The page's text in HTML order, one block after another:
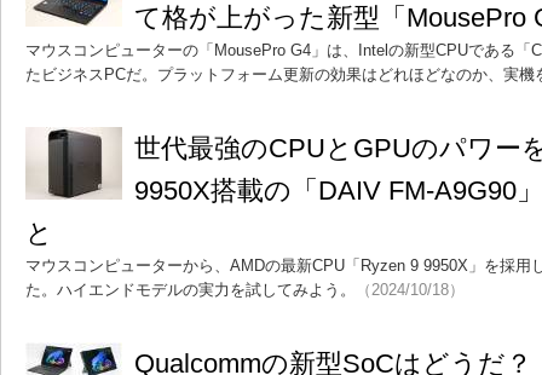
て格が上がった新型「MousePro
マウスコンピューターの「MousePro G4」は、Intelの新型CPUである「
たビジネスPCだ。プラットフォーム更新の効果はどれほどなのか、実機
世代最強のCPUとGPUのパワ
9950X搭載の「DAIV FM-A9G90
と
マウスコンピューターから、AMDの最新CPU「Ryzen 9 9950X」を採用
た。ハイエンドモデルの実力を試してみよう。
（2024/10/18）
Qualcommの新型SoCはどうだ